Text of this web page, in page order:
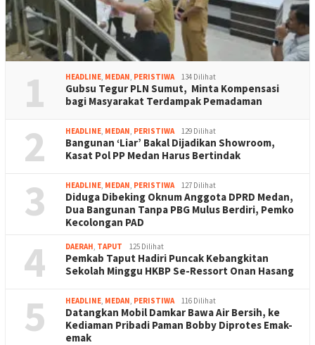
1 HEADLINE, MEDAN, PERISTIWA 134 Dilihat
Gubsu Tegur PLN Sumut, Minta Kompensasi
bagi Masyarakat Terdampak Pemadaman
2 HEADLINE, MEDAN, PERISTIWA 129 Dilihat
Bangunan ‘Liar’ Bakal Dijadikan Showroom,
Kasat Pol PP Medan Harus Bertindak
3 HEADLINE, MEDAN, PERISTIWA 127 Dilihat
Diduga Dibeking Oknum Anggota DPRD Medan,
Dua Bangunan Tanpa PBG Mulus Berdiri, Pemko
Kecolongan PAD
4 DAERAH, TAPUT 125 Dilihat
Pemkab Taput Hadiri Puncak Kebangkitan
Sekolah Minggu HKBP Se-Ressort Onan Hasang
5 HEADLINE, MEDAN, PERISTIWA 116 Dilihat
Datangkan Mobil Damkar Bawa Air Bersih, ke
Kediaman Pribadi Paman Bobby Diprotes Emak-
emak